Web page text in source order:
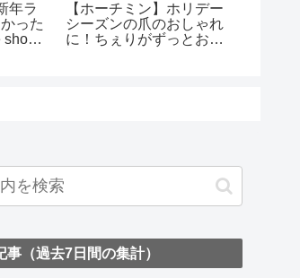
年ラ
った
shop
【ホーチミン】ホリデー
シーズンの爪のおしゃれ
に！ちぇりがずっとお世
事（過去7日間の集計）